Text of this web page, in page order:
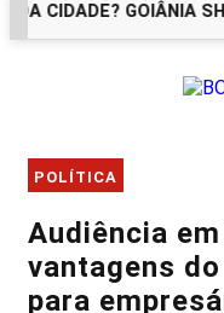
CIDADE? GOIÂNIA
POLÍTICA
Audiência
vantagens
para